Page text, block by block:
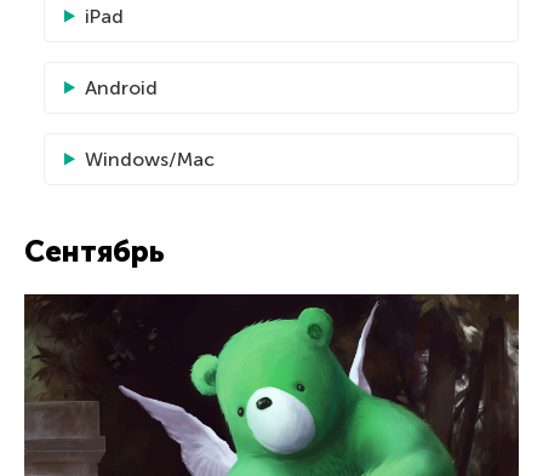
iPad
Android
Windows/Mac
Сентябрь